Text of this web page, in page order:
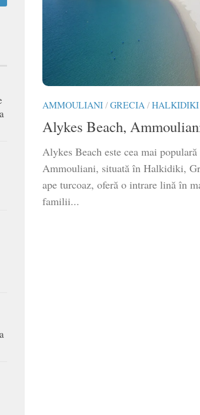
AMMOULIANI/GRECIA/HALKIDIKI
Alykes Beach,
Alykes Beach este cea mai
Ammouliani, situată în Halkidiki,
ape turcoaz, oferă o intrare lină în
familii...